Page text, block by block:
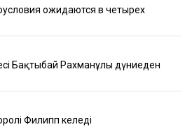
ожидаются в четырех
Бақтыбай Рахманұлы дүниеден
Филипп келеді